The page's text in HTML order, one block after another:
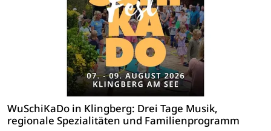
WuSchiKaDo in Klingberg: Drei Tage Musik,
regionale Spezialitäten und Familienprogramm